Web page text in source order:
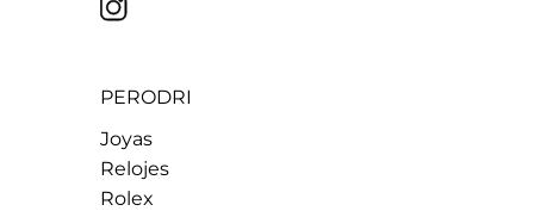
PERODRI
Joyas
Relojes
Rolex